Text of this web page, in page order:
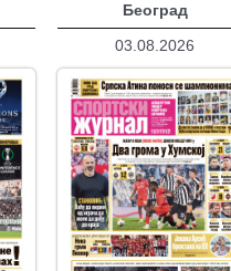
Београд
03.08.2026